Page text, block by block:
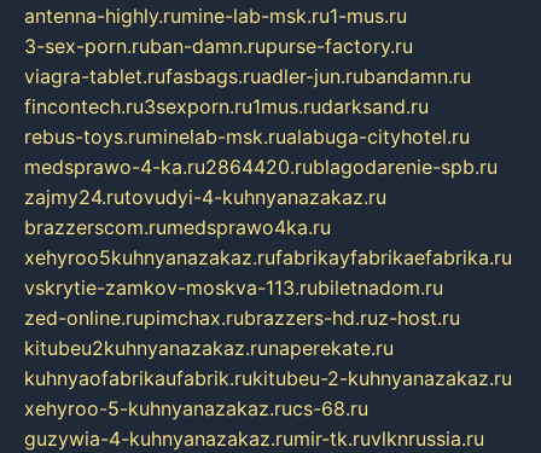
antenna-highly.rumine-lab-msk.ru1-mus.ru
3-sex-porn.ruban-damn.rupurse-factory.ru
viagra-tablet.rufasbags.ruadler-jun.rubandamn.ru
fincontech.ru3sexporn.ru1mus.rudarksand.ru
rebus-toys.ruminelab-msk.rualabuga-cityhotel.ru
medsprawo-4-ka.ru2864420.rublagodarenie-spb.ru
zajmy24.rutovudyi-4-kuhnyanazakaz.ru
brazzerscom.rumedsprawo4ka.ru
xehyroo5kuhnyanazakaz.rufabrikayfabrikaefabrika.ru
vskrytie-zamkov-moskva-113.rubiletnadom.ru
zed-online.rupimchax.rubrazzers-hd.ruz-host.ru
kitubeu2kuhnyanazakaz.runaperekate.ru
kuhnyaofabrikaufabrik.rukitubeu-2-kuhnyanazakaz.ru
xehyroo-5-kuhnyanazakaz.rucs-68.ru
guzywia-4-kuhnyanazakaz.rumir-tk.ruvlknrussia.ru